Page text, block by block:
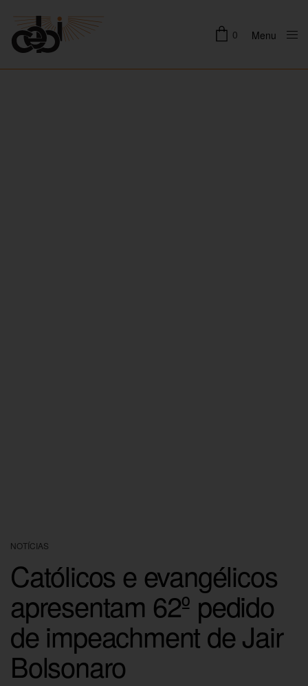
0 Menu
NOTÍCIAS
Católicos e evangélicos
apresentam 62º pedido
de impeachment de Jair
Bolsonaro